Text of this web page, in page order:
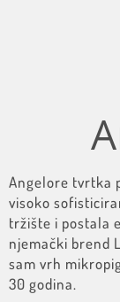
Angelore tvrtka
visoko
tržište i postala
njemački brend
sam vrh
30 godina.